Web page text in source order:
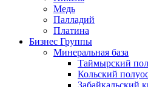
Медь
Палладий
Платина
Бизнес Группы
Минеральная база
Таймырский
Кольский
Забайкальский